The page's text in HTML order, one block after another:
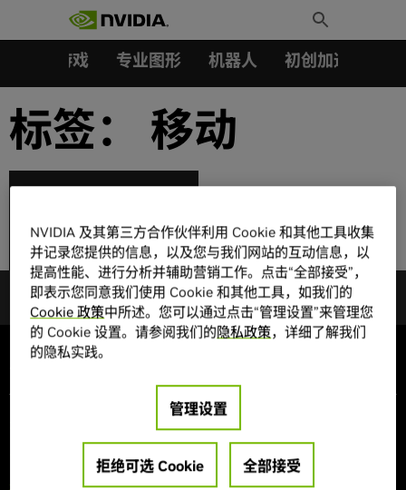
Toggle
Search
游戏 专业图形 机器人 初创加速会员成
标签： 移动
什么是 Max-Q？
NVIDIA 及其第三方合作伙伴利用 Cookie 和其他工具收集
并记录您提供的信息，以及您与我们网站的互动信息，以
提高性能、进行分析并辅助营销工作。点击“全部接受”，
即表示您同意我们使用 Cookie 和其他工具，如我们的
Cookie 政策中所述。您可以通过点击“管理设置”来管理您
的 Cookie 设置。请参阅我们的隐私政策，详细了解我们
的隐私实践。
管理设置
拒绝可选 Cookie 全部接受